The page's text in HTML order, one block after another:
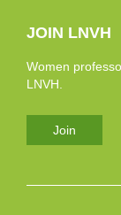
JOIN LNVH
Women
LNVH.
Join